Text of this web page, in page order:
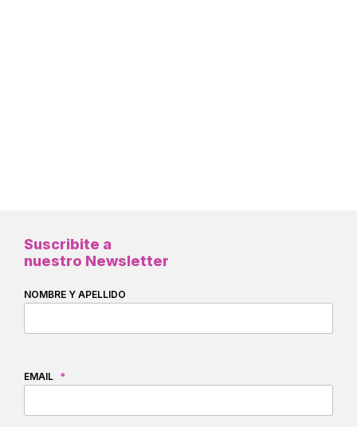
Suscribite a
nuestro Newsletter
NOMBRE Y APELLIDO
EMAIL *